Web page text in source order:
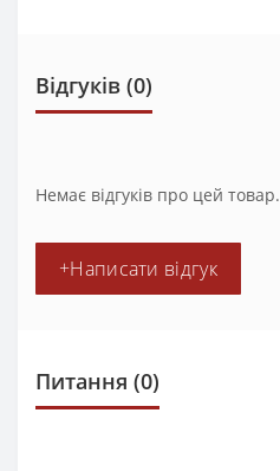
Відгуків (0)
Немає відгуків про цей товар.
+Написати відгук
Питання (0)